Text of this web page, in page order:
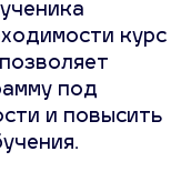
курс
под
и повысить